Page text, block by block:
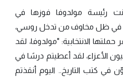
رئيسة مولدوفا فوزها في
جرت في ظل مخاوف من تدخل روسي،
الانتخابية: "مولدوفا، لقد
الأعزاء، لقد أعطيتم درسًا في
في كتب التاريخ.. اليوم أنقذتم